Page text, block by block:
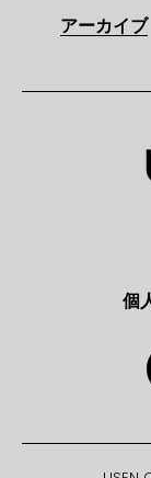
アーカイブ
個